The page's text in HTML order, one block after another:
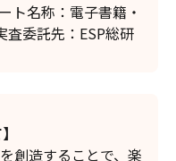
ト名称：電子書籍・
査委託先：ESP総研
創造することで、楽